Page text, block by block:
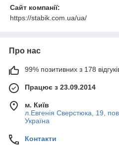
Сайт компанії:
https://stabik.com.ua/ua/
Про нас
99% позитивних з 178
Працює з 23.09.2014
м. Київ
л.Евгенія Сверстюка, 19,
Україна
Контакти